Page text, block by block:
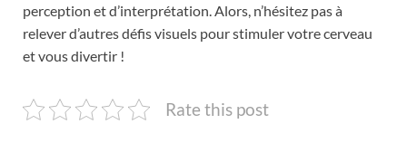
perception et d’interprétation. Alors, n’hésitez pas à
relever d’autres défis visuels pour stimuler votre cerveau
et vous divertir !
Rate this post